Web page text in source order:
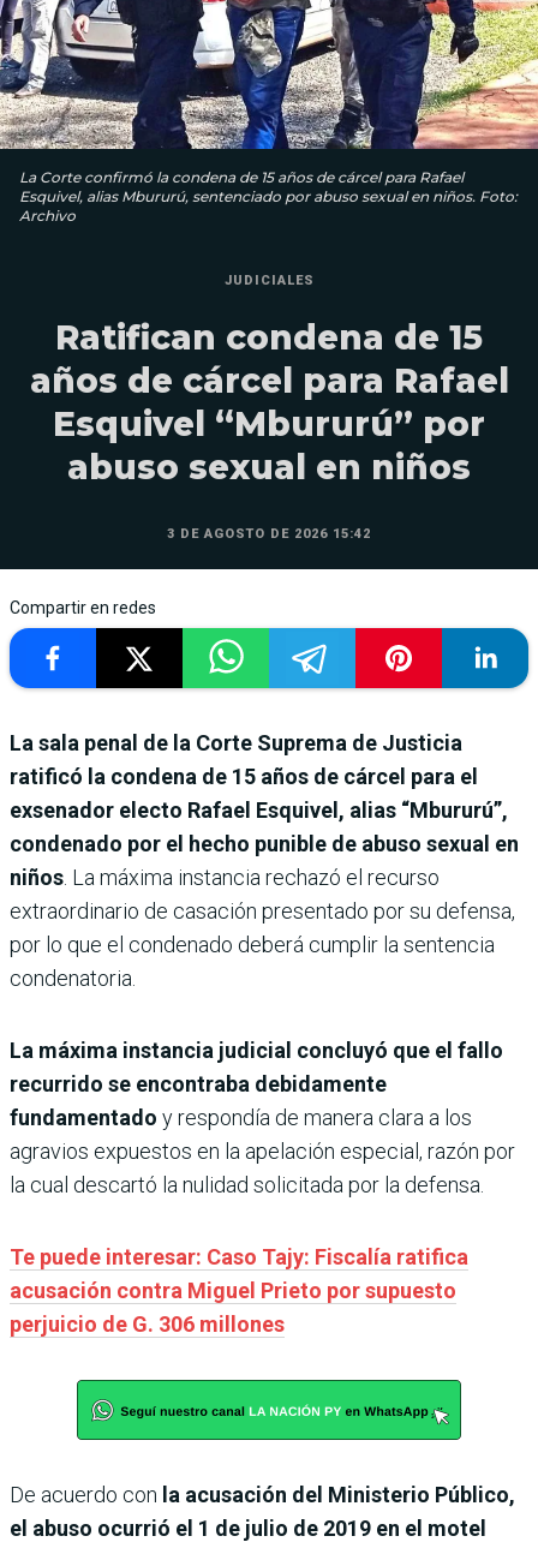
La Corte confirmó la condena de 15 años de cárcel para Rafael
Esquivel, alias Mbururú, sentenciado por abuso sexual en niños. Foto:
Archivo
JUDICIALES
Ratifican condena de 15
años de cárcel para Rafael
Esquivel “Mbururú” por
abuso sexual en niños
3 DE AGOSTO DE 2026 15:42
Compartir en redes
La sala penal de la Corte Suprema de Justicia
ratificó la condena de 15 años de cárcel para el
exsenador electo Rafael Esquivel, alias “Mbururú”,
condenado por el hecho punible de abuso sexual en
niños. La máxima instancia rechazó el recurso
extraordinario de casación presentado por su defensa,
por lo que el condenado deberá cumplir la sentencia
condenatoria.
La máxima instancia judicial concluyó que el fallo
recurrido se encontraba debidamente
fundamentado y respondía de manera clara a los
agravios expuestos en la apelación especial, razón por
la cual descartó la nulidad solicitada por la defensa.
Te puede interesar: Caso Tajy: Fiscalía ratifica
acusación contra Miguel Prieto por supuesto
perjuicio de G. 306 millones
De acuerdo con la acusación del Ministerio Público,
el abuso ocurrió el 1 de julio de 2019 en el motel